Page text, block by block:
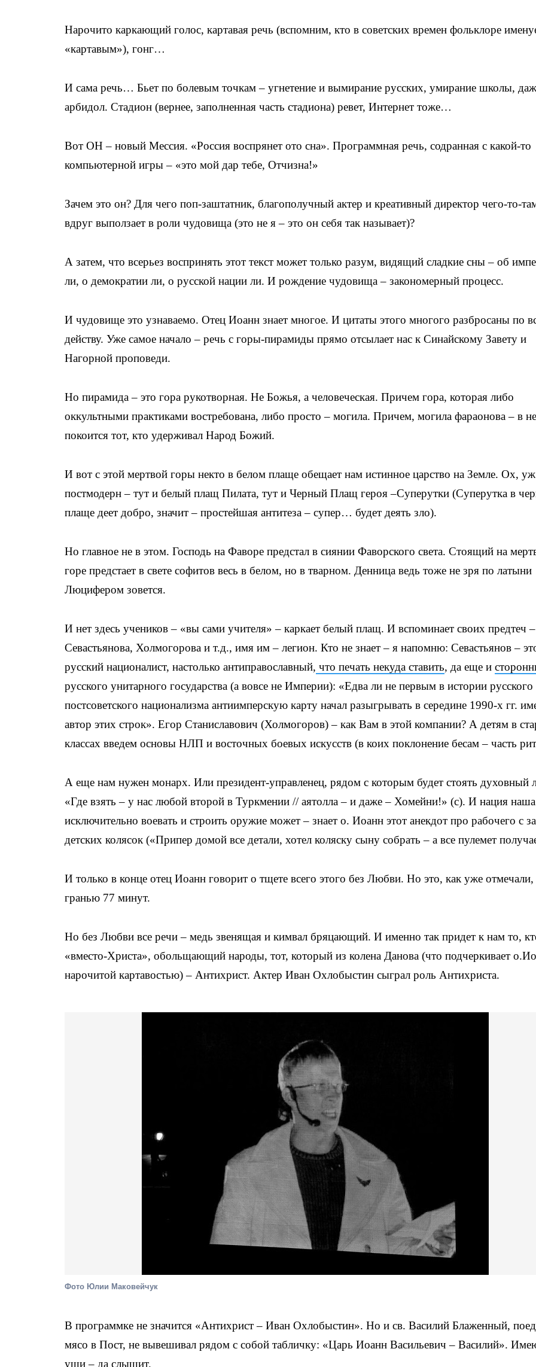
Нарочито каркающий голос, картавая речь (вспомним, кто в советских времен фольклоре
«картавым»), гонг…
И сама речь… Бьет по болевым точкам – угнетение и вымирание русских, умирание школы,
арбидол. Стадион (вернее, заполненная часть стадиона) ревет, Интернет тоже…
Вот ОН – новый Мессия. «Россия воспрянет ото сна». Программная речь, содранная с какой-то
компьютерной игры – «это мой дар тебе, Отчизна!»
Зачем это он? Для чего поп-заштатник, благополучный актер и креативный директор чего-то-
вдруг выползает в роли чудовища (это не я – это он себя так называет)?
А затем, что всерьез воспринять этот текст может только разум, видящий сладкие сны – об
ли, о демократии ли, о русской нации ли. И рождение чудовища – закономерный процесс.
И чудовище это узнаваемо. Отец Иоанн знает многое. И цитаты этого многого разбросаны по
действу. Уже самое начало – речь с горы-пирамиды прямо отсылает нас к Синайскому Завету и
Нагорной проповеди.
Но пирамида – это гора рукотворная. Не Божья, а человеческая. Причем гора, которая либо
оккультными практиками востребована, либо просто – могила. Причем, могила фараонова – в
покоится тот, кто удерживал Народ Божий.
И вот с этой мертвой горы некто в белом плаще обещает нам истинное царство на Земле. Ох, уж
постмодерн – тут и белый плащ Пилата, тут и Черный Плащ героя –Суперутки (Суперутка в
плаще деет добро, значит – простейшая антитеза – супер… будет деять зло).
Но главное не в этом. Господь на Фаворе предстал в сиянии Фаворского света. Стоящий на
горе предстает в свете софитов весь в белом, но в тварном. Денница ведь тоже не зря по латыни
Люцифером зовется.
И нет здесь учеников – «вы сами учителя» – каркает белый плащ. И вспоминает своих предтеч –
Севастьянова, Холмогорова и т.д., имя им – легион. Кто не знает – я напомню: Севастьянов –
русский националист, настолько антиправославный, что печать некуда ставить, да еще и
русского унитарного государства (а вовсе не Империи): «Едва ли не первым в истории русского
постсоветского национализма антиимперскую карту начал разыгрывать в середине 1990-х гг.
автор этих строк». Егор Станиславович (Холмогоров) – как Вам в этой компании? А детям в
классах введем основы НЛП и восточных боевых искусств (в коих поклонение бесам – часть
А еще нам нужен монарх. Или президент-управленец, рядом с которым будет стоять духовный
«Где взять – у нас любой второй в Туркмении // аятолла – и даже – Хомейни!» (с). И нация наша
исключительно воевать и строить оружие может – знает о. Иоанн этот анекдот про рабочего с
детских колясок («Припер домой все детали, хотел коляску сыну собрать – а все пулемет
И только в конце отец Иоанн говорит о тщете всего этого без Любви. Но это, как уже отмечали,
гранью 77 минут.
Но без Любви все речи – медь звенящая и кимвал бряцающий. И именно так придет к нам то,
«вместо-Христа», обольщающий народы, тот, который из колена Данова (что подчеркивает
нарочитой картавостью) – Антихрист. Актер Иван Охлобыстин сыграл роль Антихриста.
Фото Юлии Маковейчук
В программке не значится «Антихрист – Иван Охлобыстин». Но и св. Василий Блаженный,
мясо в Пост, не вывешивал рядом с собой табличку: «Царь Иоанн Васильевич – Василий».
уши – да слышит.